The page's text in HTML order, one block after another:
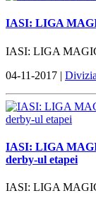
IASI: LIGA
IASI: LIGA
04-11-2017 |
IASI: LIGA
derby-ul etapei
IASI: LIGA